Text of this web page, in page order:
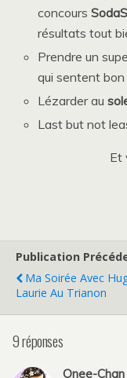
concours
résultats tout
Prendre un
qui sentent bon
Lézarder au
Last but not
Et
Publication
Ma Soirée Avec
Laurie Au Trianon
9 réponses
Onee-Chan